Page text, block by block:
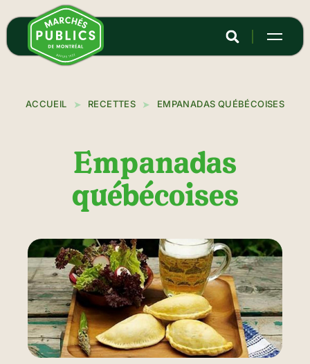
au
contenu
principal
ACCUEIL RECETTES EMPANADAS QUÉBÉCOISES
Empanadas
québécoises